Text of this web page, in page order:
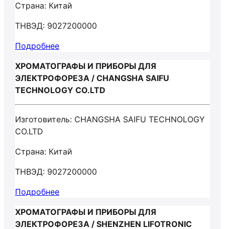
Страна: Китай
ТНВЭД: 9027200000
Подробнее
ХРОМАТОГРАФЫ И ПРИБОРЫ ДЛЯ
ЭЛЕКТРОФОРЕЗА / CHANGSHA SAIFU
TECHNOLOGY CO.LTD
Изготовитель: CHANGSHA SAIFU TECHNOLOGY
CO.LTD
Страна: Китай
ТНВЭД: 9027200000
Подробнее
ХРОМАТОГРАФЫ И ПРИБОРЫ ДЛЯ
ЭЛЕКТРОФОРЕЗА / SHENZHEN LIFOTRONIC